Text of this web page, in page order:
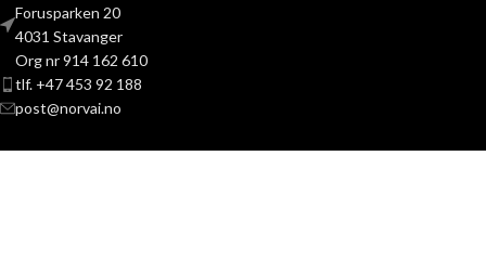
Forusparken 20
4031 Stavanger
Org nr 914 162 610
tlf. +47 453 92 188
post@norvai.no